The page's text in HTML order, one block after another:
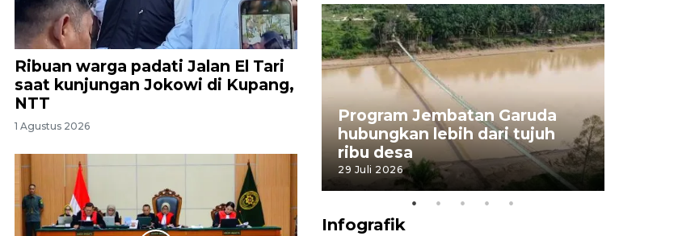
Ribuan warga padati Jalan El Tari
saat kunjungan Jokowi di Kupang,
NTT
1 Agustus 2026timnas Ramadhan Sananta
kembali asah naluri
9 Juli 2026
Program Jembatan Garuda
hubungkan lebih dari tujuh
ribu desa
29 Juli 2026
Infografik